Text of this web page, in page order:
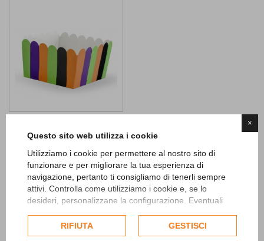
×
Questo sito web utilizza i cookie
Utilizziamo i cookie per permettere al nostro sito di
funzionare e per migliorare la tua esperienza di
navigazione, pertanto ti consigliamo di tenerli sempre
attivi. Controlla come utilizziamo i cookie e, se lo
desideri, personalizzane la configurazione. Eventuali
esclusivamente previa acquisizione del consenso
dell'utente.
RIFIUTA GESTISCI
1,90 €
Add to